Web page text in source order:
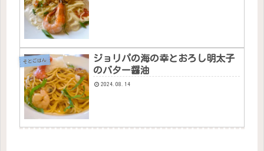
そとごはん
ジョリパの海の幸とおろし明太子
のバター醤油
2024.08.14